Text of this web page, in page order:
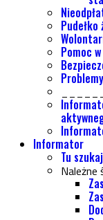
Pudełko
Pomoc
Informator
Tu
Należne